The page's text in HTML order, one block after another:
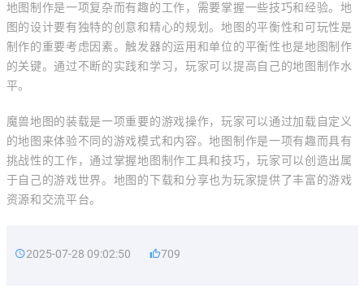
地图制作是一项复杂而有趣的工作，需要掌握一些技巧和经验。地
图的设计要有独特的创意和精心的规划。地图的平衡性和可玩性是
制作的重要考虑因素。触发器的运用和单位的平衡性也是地图制作
的关键。通过不断的实践和学习，玩家可以提高自己的地图制作水
平。
魔兽地图的装载是一项重要的游戏操作，玩家可以通过加载自定义
的地图来体验不同的游戏模式和内容。地图制作是一项有趣而具有
挑战性的工作，通过掌握地图制作工具和技巧，玩家可以创造出属
于自己的游戏世界。地图的下载和分享也为玩家提供了丰富的游戏
资源和交流平台。
2025-07-28 09:02:50 709